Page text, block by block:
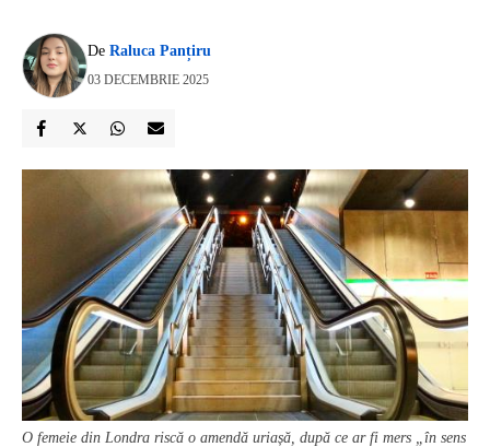
De Raluca Panțiru
03 DECEMBRIE 2025
O femeie din Londra riscă o amendă uriașă, după ce ar fi mers „în sens